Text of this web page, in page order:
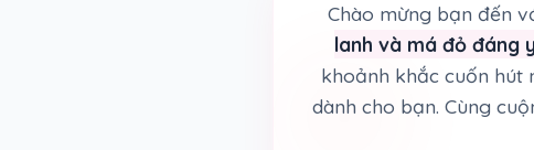
Chào mừng bạn đến
lanh và má đỏ đáng
khoảnh khắc cuốn hút
dành cho bạn. Cùng